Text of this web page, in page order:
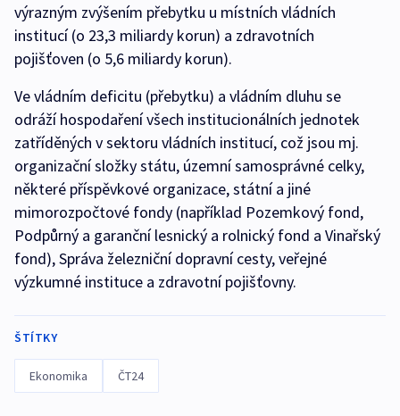
výrazným zvýšením přebytku u místních vládních
institucí (o 23,3 miliardy korun) a zdravotních
pojišťoven (o 5,6 miliardy korun).
Ve vládním deficitu (přebytku) a vládním dluhu se
odráží hospodaření všech institucionálních jednotek
zatříděných v sektoru vládních institucí, což jsou mj.
organizační složky státu, územní samosprávné celky,
některé příspěvkové organizace, státní a jiné
mimorozpočtové fondy (například Pozemkový fond,
Podpůrný a garanční lesnický a rolnický fond a Vinařský
fond), Správa železniční dopravní cesty, veřejné
výzkumné instituce a zdravotní pojišťovny.
ŠTÍTKY
Ekonomika ČT24